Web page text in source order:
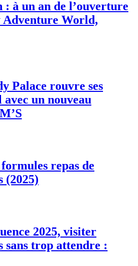
à un an de l’ouverture
Adventure World,
Palace rouvre ses
un nouveau
repas de
(2025)
2025, visiter
sans trop attendre :